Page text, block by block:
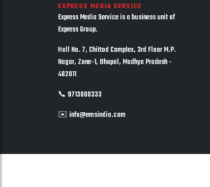
EXPRESS MEDIA SERVICE
Express Media Service is a business unit of
Express Group.
Hall No. 7, Chittod Complex, 3rd Floor M.P.
Nagar, Zone-1, Bhopal, Madhya Pradesh -
462011
📞 9713000333
✉️ info@emsindia.com